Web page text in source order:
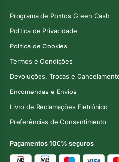
Programa de Pontos Green Cash
Política de Privacidade
Política de Cookies
Termos e Condições
Devoluções, Trocas e
Encomendas e Envios
Livro de Reclamações Eletrónico
Preferências de Consentimento
Pagamentos 100% seguros